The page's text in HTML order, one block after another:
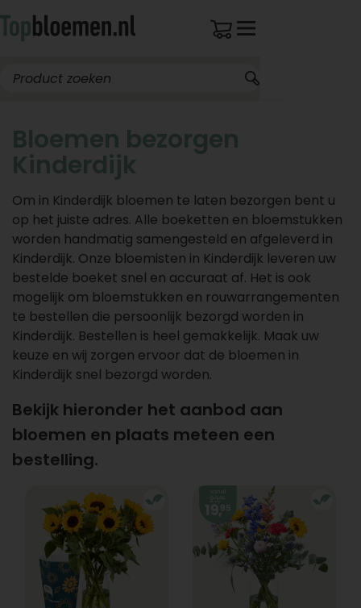
Bloemen bezorgen
Kinderdijk
Om in Kinderdijk bloemen te laten bezorgen bent u
op het juiste adres. Alle boeketten en bloemstukken
worden handmatig samengesteld en afgeleverd in
Kinderdijk. Onze bloemisten in Kinderdijk leveren uw
bestelde boeket snel en accuraat af. Het is ook
mogelijk om bloemstukken en rouwarrangementen
te bestellen die persoonlijk bezorgd worden in
Kinderdijk. Bestellen is heel gemakkelijk. Maak uw
keuze en wij zorgen ervoor dat de bloemen in
Kinderdijk snel bezorgd worden.
Bekijk hieronder het aanbod aan
bloemen en plaats meteen een
bestelling.